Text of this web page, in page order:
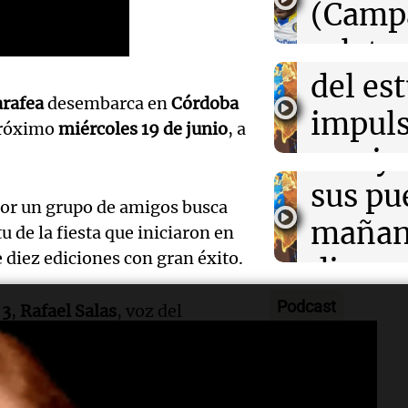
desembarca enCórdoba
miércoles 19 de junio, a
un grupo de amigos busca
de la fiesta que iniciaron en
ediciones con gran éxito.
, Rafael Salas, voz del
por toda la
en una realidad palpable.
00:32 Clima
Clima en
tiempo este
Deportes
Episodios
relato
Greco
Deportes
Episodios
del
Villa
Panorama
Episodios
Audio.
la
sus
Audio.
María
Audio.
Rosario
Podcast